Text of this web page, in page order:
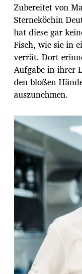
Zubereitet von
Sterneköchin
hat diese gar
Fisch, wie sie in
verrät. Dort
Aufgabe in ihrer
den bloßen
auszunehmen.